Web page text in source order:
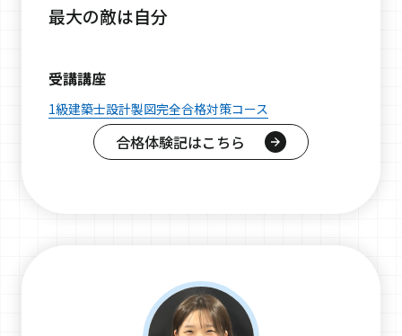
最大の敵は自分
受講講座
1級建築士設計製図完全合格対策コース
合格体験記はこちら